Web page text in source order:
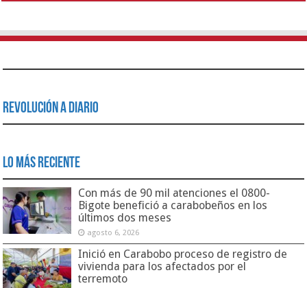
Revolución a Diario
Lo Más Reciente
Con más de 90 mil atenciones el 0800-
Bigote benefició a carabobeños en los
últimos dos meses
agosto 6, 2026
Inició en Carabobo proceso de registro de
vivienda para los afectados por el
terremoto